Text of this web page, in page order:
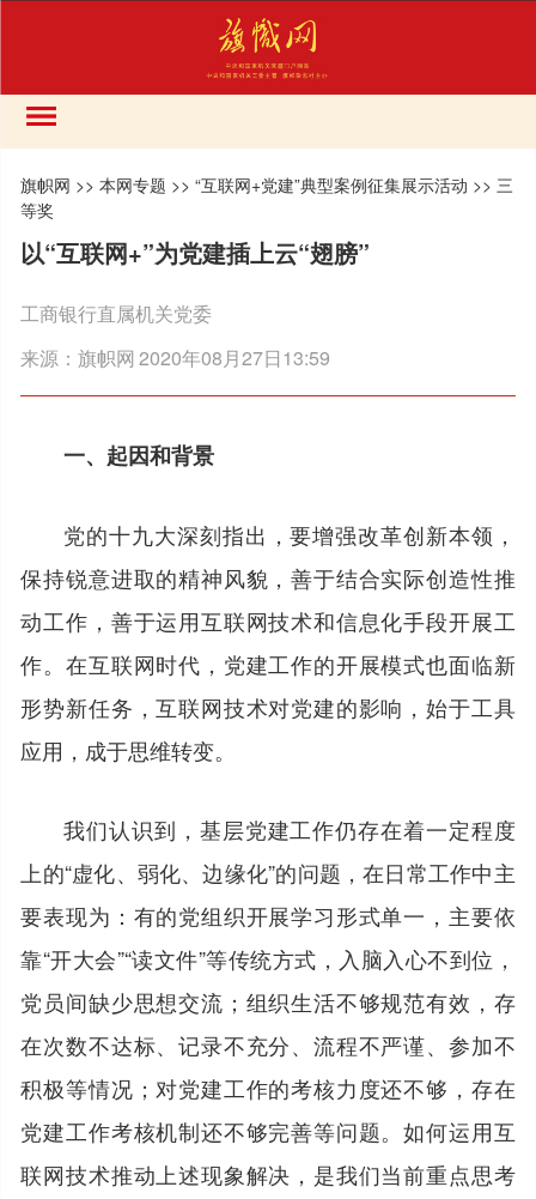
旗帜网 >>本网专题 >>“互联网+党建”典型案例征集展示活动 >> 三
等奖
以“互联网+”为党建插上云“翅膀”
工商银行直属机关党委
来源：旗帜网2020年08月27日13:59
一、起因和背景
党的十九大深刻指出，要增强改革创新本领，
保持锐意进取的精神风貌，善于结合实际创造性推
动工作，善于运用互联网技术和信息化手段开展工
作。在互联网时代，党建工作的开展模式也面临新
形势新任务，互联网技术对党建的影响，始于工具
应用，成于思维转变。
我们认识到，基层党建工作仍存在着一定程度
上的“虚化、弱化、边缘化”的问题，在日常工作中主
要表现为：有的党组织开展学习形式单一，主要依
靠“开大会”“读文件”等传统方式，入脑入心不到位，
党员间缺少思想交流；组织生活不够规范有效，存
在次数不达标、记录不充分、流程不严谨、参加不
积极等情况；对党建工作的考核力度还不够，存在
党建工作考核机制还不够完善等问题。如何运用互
联网技术推动上述现象解决，是我们当前重点思考